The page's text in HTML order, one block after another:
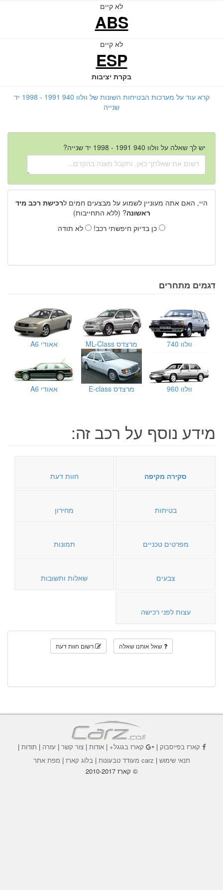
לא קיים
ABS
לא קיים
ESP
בקרת יציבות
קרא עוד על מערכות הבטיחות השונות של וולוו 940 1991 - 1998 יד
שנייה
יש לך שאלה על וולוו 940 1991 - 1998 יד שנייה?
היי, האם אתה מעוניין לשמוע על מבצעים חמים לרכישת רכב מיד
ראשונה? (ללא התחייבות)
כן בדיוק חיפשתי רכב!
לא תודה
דגמים מתחרים
וולוו 740 מרצדס ML-Class אאודי A6
וולוו 960 מרצדס E-class אאודי A6
מידע נוסף על רכב זה:
סקירה מקיפה חוות דעת
בטיחות מחירון
מפרטים טכניים תמונות
צבעים שאלות ותשובות
עצות לפני רכישה
שאל אותנו שאלה רשום חוות דעת
קארז בפייסבוק| קארז בגוגל+|אודות |צור קשר | עזרה | תודות |
תנאי שימוש | carz מעודד טבעונות | בלוג קארז | מפת אתר
© קארז 2010-2017